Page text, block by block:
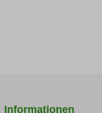
Informationen